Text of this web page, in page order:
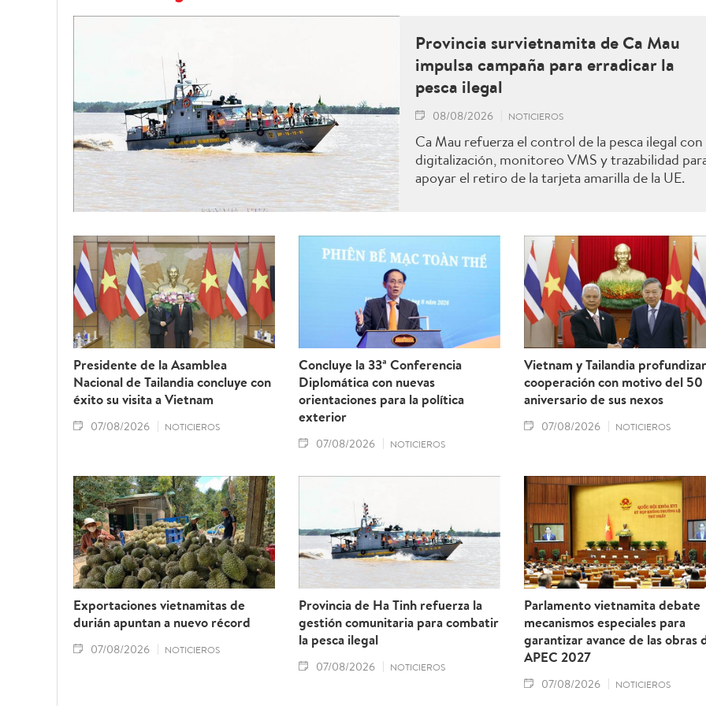
Provincia survietnamita de Ca Mau
impulsa campaña para erradicar la
pesca ilegal
08/08/2026 NOTICIEROS
Ca Mau refuerza el control de la pesca ilegal con
digitalización, monitoreo VMS y trazabilidad
apoyar el retiro de la tarjeta amarilla de la UE.
Presidente de la Asamblea
Nacional de Tailandia concluye con
éxito su visita a Vietnam
07/08/2026 NOTICIEROS
Concluye la 33ª Conferencia
Diplomática con nuevas
orientaciones para la política
exterior
07/08/2026 NOTICIEROS
Vietnam y Tailandia
cooperación con motivo del 50
aniversario de sus nexos
07/08/2026 NOTICIEROS
Exportaciones vietnamitas de
durián apuntan a nuevo récord
07/08/2026 NOTICIEROS
Provincia de Ha Tinh refuerza la
gestión comunitaria para combatir
la pesca ilegal
07/08/2026 NOTICIEROS
Parlamento vietnamita debate
mecanismos especiales para
garantizar avance de las obras
APEC 2027
07/08/2026 NOTICIEROS